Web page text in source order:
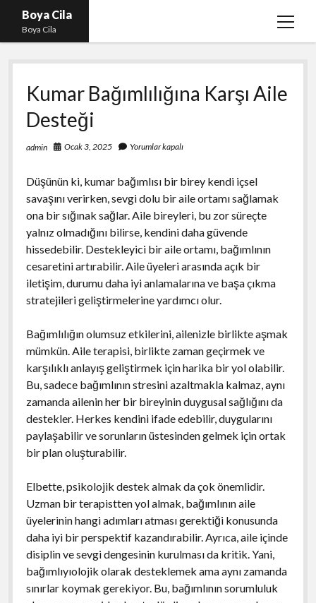
Boya Cila
Boya Cila
menüyü
En İyi Tiktok Takipçi Hilesi
Liste
Parasız Instagram Türk Takipçi Hilesi
Sayfa Listesi
Kumar Bağımlılığına Karşı Aile
Desteği
admin Ocak 3, 2025 Yorumlar kapalı
Düşünün ki, kumar bağımlısı bir birey kendi içsel
savaşını verirken, sevgi dolu bir aile ortamı sağlamak
ona bir sığınak sağlar. Aile bireyleri, bu zor süreçte
yalnız olmadığını bilirse, kendini daha güvende
hissedebilir. Destekleyici bir aile ortamı, bağımlının
cesaretini artırabilir. Aile üyeleri arasında açık bir
iletişim, durumu daha iyi anlamalarına ve başa çıkma
stratejileri geliştirmelerine yardımcı olur.
Bağımlılığın olumsuz etkilerini, ailenizle birlikte aşmak
mümkün. Aile terapisi, birlikte zaman geçirmek ve
karşılıklı anlayış geliştirmek için harika bir yol olabilir.
Bu, sadece bağımlının stresini azaltmakla kalmaz, aynı
zamanda ailenin her bir bireyinin duygusal sağlığını da
destekler. Herkes kendini ifade edebilir, duygularını
paylaşabilir ve sorunların üstesinden gelmek için ortak
bir plan oluşturabilir.
Elbette, psikolojik destek almak da çok önemlidir.
Uzman bir terapistten yol almak, bağımlının aile
üyelerinin hangi adımları atması gerektiği konusunda
daha iyi bir perspektif kazandırabilir. Ayrıca, aile içinde
disiplin ve sevgi dengesinin kurulması da kritik. Yani,
bağımlıyıolojik olarak desteklemek ama aynı zamanda
sınırlar koymak gerekiyor. Bu, bağımlının sorumluluk